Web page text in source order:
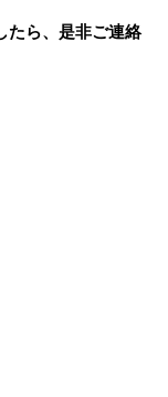
たら、是非ご連絡